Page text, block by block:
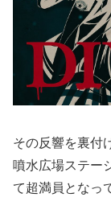
その反響を裏付
噴水広場ステー
て超満員となっ